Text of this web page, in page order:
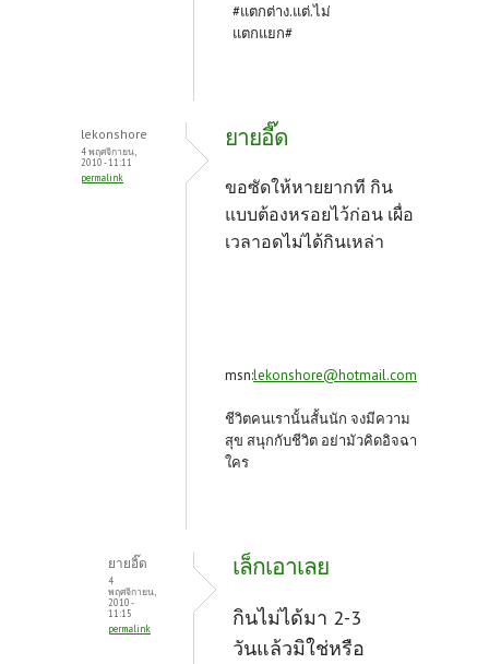
#แตกต่าง.แต่.ไม่
แตกแยก#
lekonshore
4 พฤศจิกายน,
2010 - 11:11
permalink
ยายอี๊ด
ขอซัดให้หายยากที กิน
แบบต้องหรอยไว้ก่อน เผื่อ
เวลาอดไม่ได้กินเหล่า
msn:lekonshore@hotmail.com
ชีวิตคนเรานั้นสั้นนัก จงมีความ
สุข สนุกกับชีวิต อย่ามัวคิดอิจฉา
ใคร
ยายอิ๊ด
4
พฤศจิกายน,
2010 -
11:15
permalink
เล็กเอาเลย
กินไม่ได้มา 2-3
วันแล้วมิใช่หรือ